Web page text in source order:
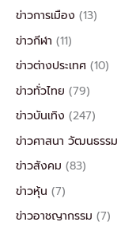
ข่าวการเมือง (13)
ข่าวกีฬา (11)
ข่าวต่างประเทศ (10)
ข่าวทั่วไทย (79)
ข่าวบันเทิง (247)
ข่าวศาสนา วัฒนธรรม
ข่าวสังคม (83)
ข่าวหุ้น (7)
ข่าวอาชญากรรม (7)